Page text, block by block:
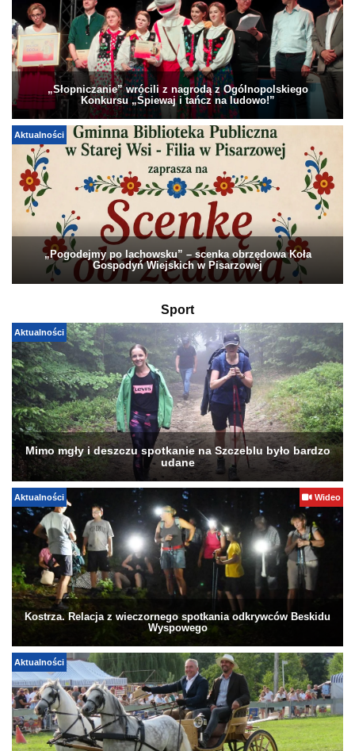
„Słopniczanie” wrócili z nagrodą z Ogólnopolskiego
Konkursu „Śpiewaj i tańcz na ludowo!”
Aktualności
„Pogodejmy po lachowsku” – scenka obrzędowa Koła
Gospodyń Wiejskich w Pisarzowej
Sport
Aktualności
Mimo mgły i deszczu spotkanie na Szczeblu było bardzo
udane
Aktualności Wideo
Kostrza. Relacja z wieczornego spotkania odkrywców Beskidu
Wyspowego
Aktualności